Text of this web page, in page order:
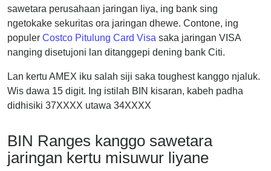
sawetara perusahaan jaringan liya, ing bank sing
ngetokake sekuritas ora jaringan dhewe. Contone, ing
populer Costco Pitulung Card Visa saka jaringan VISA
nanging disetujoni lan ditanggepi dening bank Citi.
Lan kertu AMEX iku salah siji saka toughest kanggo njaluk.
Wis dawa 15 digit. Ing istilah BIN kisaran, kabeh padha
didhisiki 37XXXX utawa 34XXXX
BIN Ranges kanggo sawetara
jaringan kertu misuwur liyane